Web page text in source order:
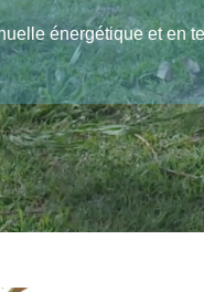
énergétique et en